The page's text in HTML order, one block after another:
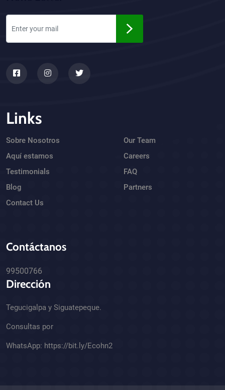
Links
Sobre Nosotros
Aquí estamos
Testimonials
Blog
Contact Us
Our Team
Careers
FAQ
Partners
Contáctanos
99500766
Dirección
Tegucigalpa y Siguatepeque.
Consultas por
WhatsApp: https://bit.ly/Ecohn2